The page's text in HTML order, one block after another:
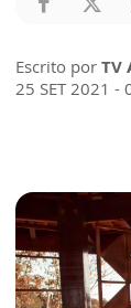
Escrito por TV
25 SET 2021 -